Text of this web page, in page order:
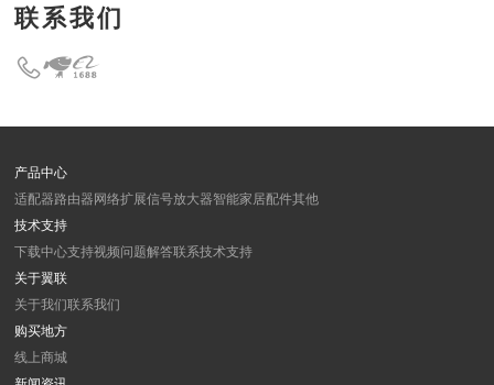
联系我们
产品中心
适配器路由器 网络扩展信号放大器智能家居配件其他
技术支持
下载中心支持视频问题解答联系技术支持
关于翼联
关于我们联系我们
购买地方
线上商城